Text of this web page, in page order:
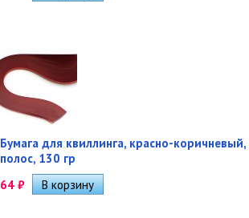
Бумага для квиллинга, красно-
полос, 130 гр
64 ₽